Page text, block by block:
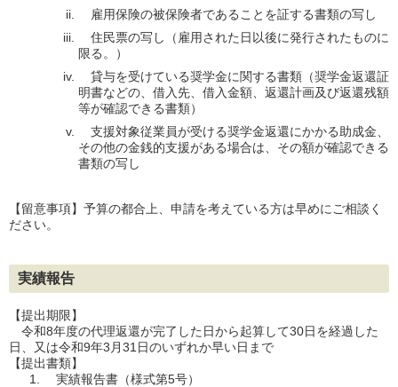
雇用保険の被保険者であることを証する書類の写し
住民票の写し（雇用された日以後に発行されたものに
限る。）
貸与を受けている奨学金に関する書類（奨学金返還証
明書などの、借入先、借入金額、返還計画及び返還残額
等が確認できる書類）
支援対象従業員が受ける奨学金返還にかかる助成金、
その他の金銭的支援がある場合は、その額が確認できる
書類の写し
【留意事項】予算の都合上、申請を考えている方は早めにご相談く
ださい。
実績報告
【提出期限】
令和8年度の代理返還が完了した日から起算して30日を経過した
日、又は令和9年3月31日のいずれか早い日まで
【提出書類】
実績報告書（様式第5号）